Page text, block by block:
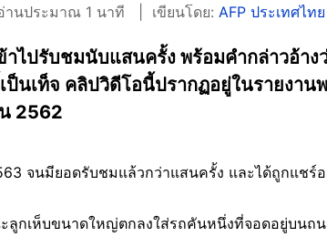
านประมาณ 1 นาที
เขียนโดย:AFP ประเทศไทย
ไปรับชมนับแสนครั้ง พร้อมคำกล่าวอ้าง
ป็นเท็จ คลิปวิดีโอนี้ปรากฏอยู่ในรายงา
2562
จนมียอดรับชมแล้วกว่าแสนครั้ง และได้ถูกแชร์
กเห็บขนาดใหญ่ตกลงใส่รถคันหนึ่งที่จอดอยู่บนถ